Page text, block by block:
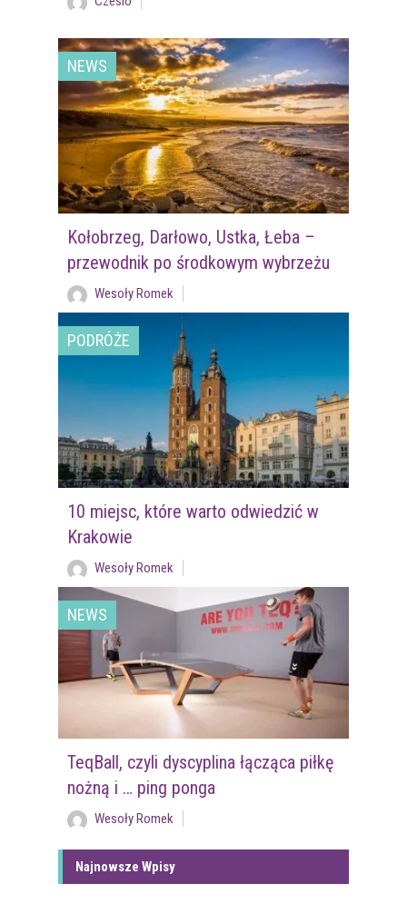
NEWS
Kołobrzeg, Darłowo, Ustka, Łeba –
przewodnik po środkowym wybrzeżu
Wesoły Romek
PODRÓŻE
10 miejsc, które warto odwiedzić w
Krakowie
Wesoły Romek
NEWS
TeqBall, czyli dyscyplina łącząca piłkę
nożną i … ping ponga
Wesoły Romek
Najnowsze Wpisy